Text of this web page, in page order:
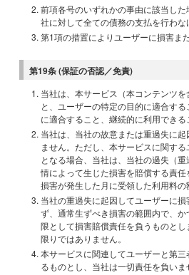
前項各号のいずれかの事由に該当し
社に対して全ての債務の支払を行わ
第1項の措置によりユーザーに損害ま
第19条 (保証の否認／免責)
当社は、本サービス（本コンテンツ
と、ユーザーの特定の目的に適合す
に適合すること、継続的に利用でき
当社は、当社の故意または重過失に
ません。ただし、本サービスに関す
となる場合、当社は、当社の過失（
情によって生じた損害を賠償する責
損害が発生した月に受領した利用料
当社の重過失に起因してユーザーに
ず、通常生ずべき損害の範囲内で、
限として損害賠償責任を負うものと
限りではありません。
本サービスに関連してユーザーと第
るものとし、当社は一切責任を負いま